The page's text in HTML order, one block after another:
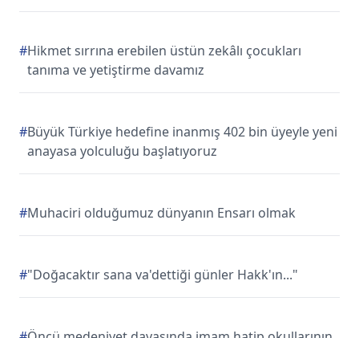
#Hikmet sırrına erebilen üstün zekâlı çocukları
tanıma ve yetiştirme davamız
#Büyük Türkiye hedefine inanmış 402 bin üyeyle yeni
anayasa yolculuğu başlatıyoruz
#Muhaciri olduğumuz dünyanın Ensarı olmak
#"Doğacaktır sana va'dettiği günler Hakk'ın..."